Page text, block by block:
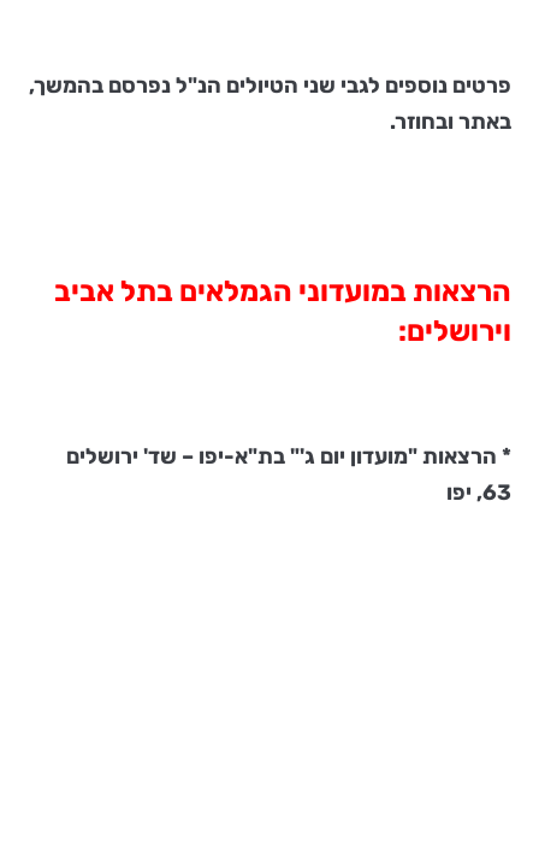
פרטים נוספים לגבי שני הטיולים הנ"ל נפרסם בהמשך,
באתר ובחוזר.
הרצאות במועדוני הגמלאים בתל אביב
וירושלים:
* הרצאות "מועדון יום ג'" בת"א-יפו – שד' ירושלים
63, יפו